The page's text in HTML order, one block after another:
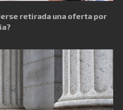
retirada una oferta por